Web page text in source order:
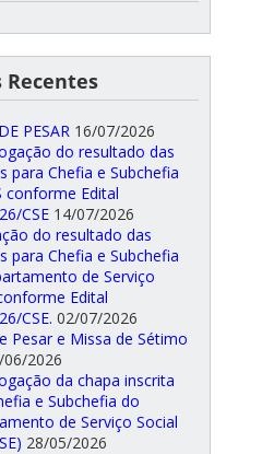
Recentes
PESAR 16/07/2026
do resultado das
para Chefia e Subchefia
conforme Edital
CSE 14/07/2026
do resultado das
para Chefia e Subchefia
de Serviço
Edital
CSE. 02/07/2026
Pesar e Missa de Sétimo
2026
da chapa inscrita
e Subchefia do
de Serviço Social
28/05/2026